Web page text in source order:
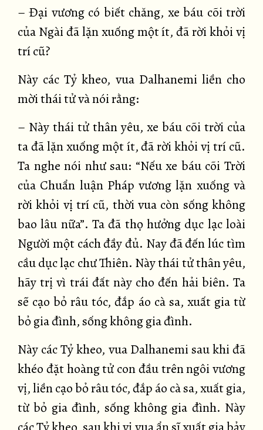
– Đại vương có biết chăng, xe báu cõi trời
của Ngài đã lặn xuống một ít, đã rời khỏi vị
trí cũ?
Này các Tỷ kheo, vua Dalhanemi liền cho
mời thái tử và nói rằng:
– Này thái tử thân yêu, xe báu cõi trời của
ta đã lặn xuống một ít, đã rời khỏi vị trí cũ.
Ta nghe nói như sau: “Nếu xe báu cõi Trời
của Chuẩn luận Pháp vương lặn xuống và
rời khỏi vị trí cũ, thời vua còn sống không
bao lâu nữa”. Ta đã thọ hưởng dục lạc loài
Người một cách đầy đủ. Nay đã đến lúc tìm
cầu dục lạc chư Thiên. Này thái tử thân yêu,
hãy trị vì trái đất này cho đến hải biên. Ta
sẽ cạo bỏ râu tóc, đắp áo cà sa, xuất gia từ
bỏ gia đình, sống không gia đình.
Này các Tỷ kheo, vua Dalhanemi sau khi đã
khéo đặt hoàng tử con đầu trên ngôi vương
vị, liền cạo bỏ râu tóc, đắp áo cà sa, xuất gia,
từ bỏ gia đình, sống không gia đình. Này